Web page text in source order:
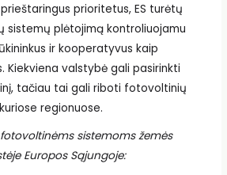
prioritetus, ES turėtų
sistemų plėtojimą kontroliuojamu
ir kooperatyvus kaip
Kiekviena valstybė gali pasirinkti
tačiau tai gali riboti fotovoltinių
regionuose.
sistemoms žemės
Europos Sąjungoje: